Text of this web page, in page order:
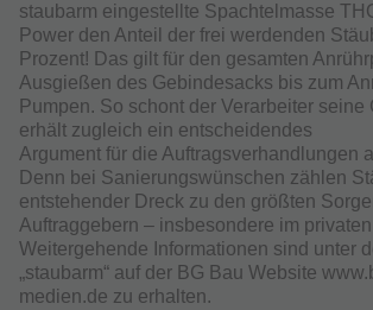
staubarm eingestellte Spachtelmasse
Power den Anteil der frei werdenden
Prozent! Das gilt für den gesamten
Ausgießen des Gebindesacks bis zum
Pumpen. So schont der Verarbeiter seine
erhält zugleich ein entscheidendes
Argument für die Auftragsverhandlungen
Denn bei Sanierungswünschen zählen
entstehender Dreck zu den größten
Auftraggebern – insbesondere im
Weitergehende Informationen sind unter
„staubarm“ auf der BG Bau Website
medien.de zu erhalten.